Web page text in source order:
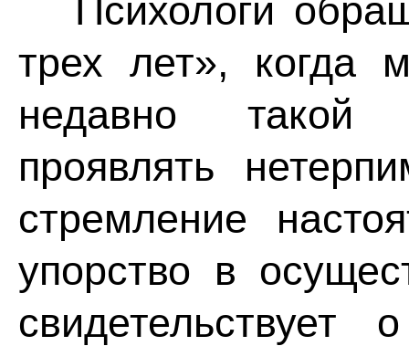
Психологи
трех лет», когда
недавно такой
проявлять
стремление
упорство в